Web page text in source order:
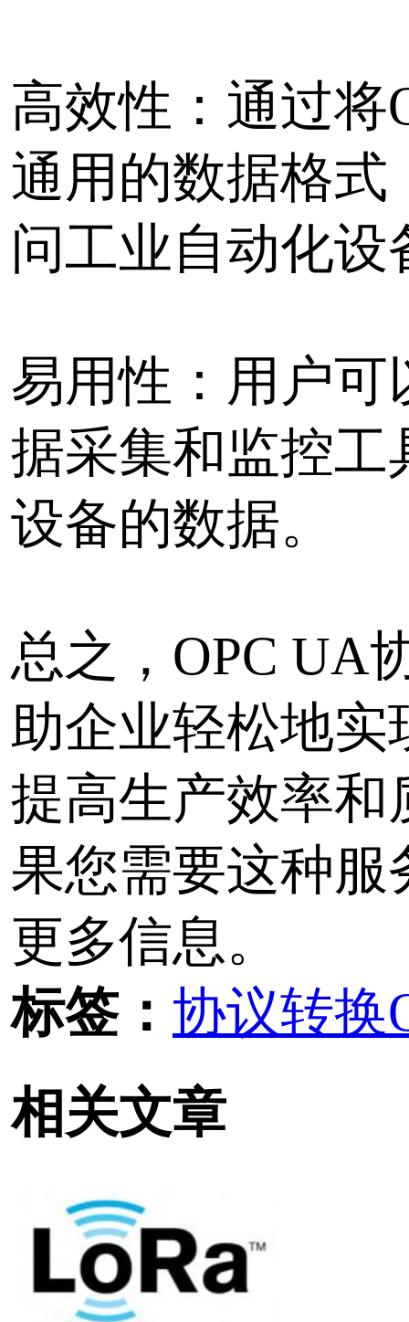
蓝牙智能系统级芯片
DA14580
标签：蓝牙协议转换 设备联网
距离传输解决方案
标签：LoRa无线测控终端 LoRa 协议转换无线采集
传输
标签：LoRa无线测控终端 LoRa协议转换 无线采集
K9140 LoRa至CAN协
使用指南
标签：LoRa无线测控终端 LoRa协议转换 无线采集
速使用指南
LoRa无线测控终端LoRa协议转换无线采集